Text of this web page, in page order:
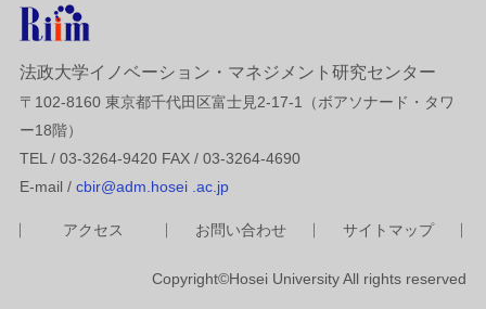
法政大学イノベーション・マネジメント研究センター
〒102-8160 東京都千代田区富士見2-17-1（ボアソナード・タワ
ー18階）
TEL / 03-3264-9420 FAX / 03-3264-4690
E-mail / cbir@adm.hosei .ac.jp
アクセス お問い合わせ サイトマップ
Copyright©Hosei University All rights reserved